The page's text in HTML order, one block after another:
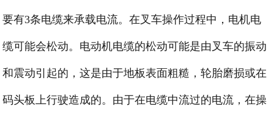
联系我们
要有3条电缆来承载电流。在叉车操作过程中，电机电
缆可能会松动。电动机电缆的松动可能是由叉车的振动
和震动引起的，这是由于地板表面粗糙，轮胎磨损或在
码头板上行驶造成的。由于在电缆中流过的电流，在操